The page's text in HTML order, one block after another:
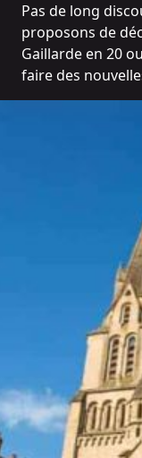
Pas de long
proposons de
Gaillarde en 20
faire des